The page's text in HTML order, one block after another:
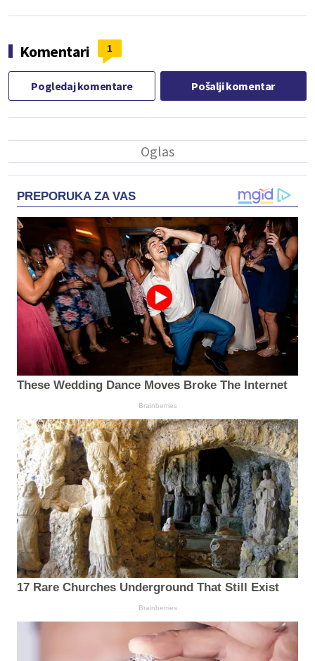
Komentari 1
Pogledaj komentare Pošalji komentar
PREPORUKA ZA VAS
These Wedding Dance Moves Broke The Internet
Brainberries
17 Rare Churches Underground That Still Exist
Brainberries